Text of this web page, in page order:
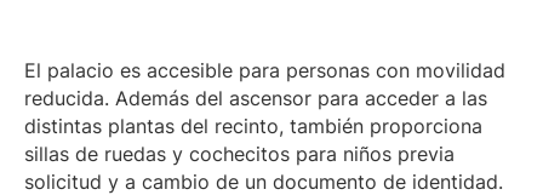
El palacio es accesible para personas con movilidad
reducida. Además del ascensor para acceder a las
distintas plantas del recinto, también proporciona
sillas de ruedas y cochecitos para niños previa
solicitud y a cambio de un documento de identidad.